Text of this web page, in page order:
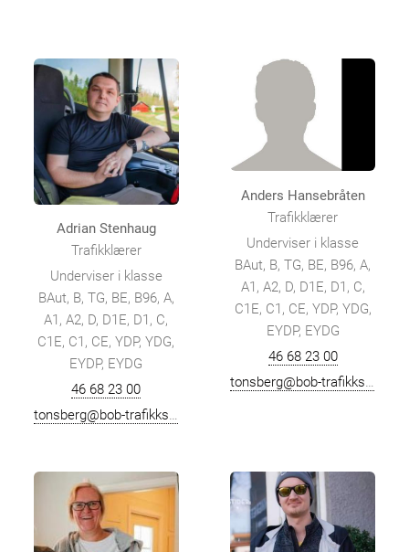
Adrian Stenhaug
Trafikklærer
Underviser i klasse
BAut, B, TG, BE, B96, A,
A1, A2, D, D1E, D1, C,
C1E, C1, CE, YDP, YDG,
EYDP, EYDG
46 68 23 00
tonsberg@bob-trafikkskole.no
Anders Hansebråten
Trafikklærer
Underviser i klasse
BAut, B, TG, BE, B96, A,
A1, A2, D, D1E, D1, C,
C1E, C1, CE, YDP, YDG,
EYDP, EYDG
46 68 23 00
tonsberg@bob-trafikkskole.no